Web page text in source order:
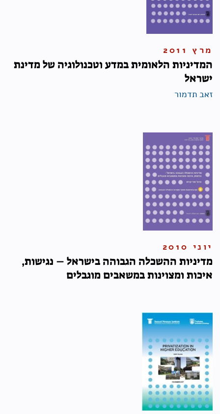
מרץ 2011
המדיניות הלאומית במדע וטכנולוגיה של מדינת
ישראל
זאב תדמור
יוני 2010
מדיניות ההשכלה הגבוהה בישראל – נגישות,
איכות ומצוינות במשאבים מוגבלים